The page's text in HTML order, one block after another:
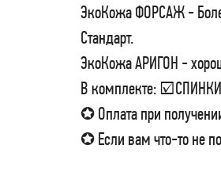
ЭкоКожа ФОРСАЖ -
Стандарт.
ЭкоКожа АРИГОН -
В комплекте:
✪ Оплата при
✪ Если вам что-то не